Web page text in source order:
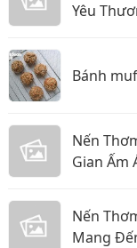
Yêu
Bánh
Nến
Gian Ấm
Nến
Mang